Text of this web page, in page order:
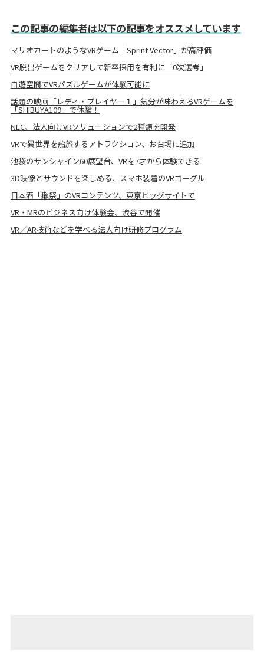
この記事の編集者は以下の記事をオススメしています
マリオカートのようなVRゲーム「Sprint Vector」が高評価
VR脱出ゲームをクリアして新卒採用を有利に「0次選考」
自遊空間でVRパズルゲームが体験可能に
話題の映画「レディ・プレイヤー１」気分が味わえるVRゲームを
「SHIBUYA109」で体験！
NEC、法人向けVRソリューションで2種類を開発
VRで異世界を船旅するアトラクション、お台場に追加
池袋のサンシャイン60展望台、VRを7才から体験できる
3D映像とサウンドを楽しめる、スマホ装着のVRゴーグル
日本酒「獺祭」のVRコンテンツ、東京ビッグサイトで
VR・MRのビジネス向け体験会、渋谷で開催
VR／AR技術などを学べる法人向け研修プログラム